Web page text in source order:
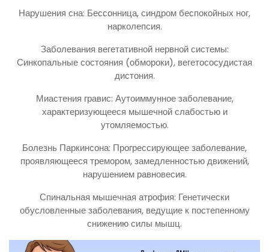
Нарушения сна: Бессонница, синдром беспокойных ног,
нарколепсия.
Заболевания вегетативной нервной системы:
Синкопальные состояния (обмороки), вегетососудистая
дистония.
Миастения гравис: Аутоиммунное заболевание,
характеризующееся мышечной слабостью и
утомляемостью.
Болезнь Паркинсона: Прогрессирующее заболевание,
проявляющееся тремором, замедленностью движений,
нарушением равновесия.
Спинальная мышечная атрофия: Генетически
обусловленные заболевания, ведущие к постепенному
снижению силы мышц.